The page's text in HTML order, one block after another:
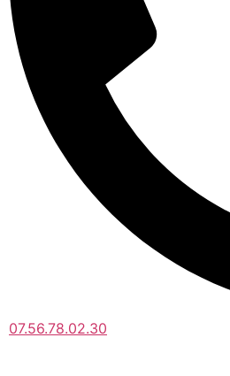
07.56.78.02.30